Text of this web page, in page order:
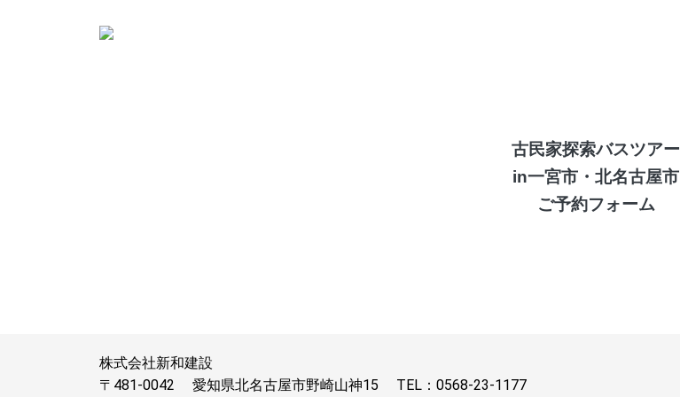
古民家探索バスツアー
in一宮市・北名古屋市
ご予約フォーム
株式会社新和建設
〒481-0042
愛知県北名古屋市野崎山神15 TEL： 0568-23-1177